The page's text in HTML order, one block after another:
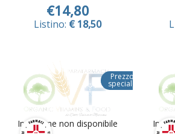
€14,80
Listino: € 18,50
Immagine non disponibile
Prezzo
speciale